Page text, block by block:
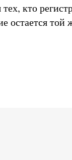
кто
остается той